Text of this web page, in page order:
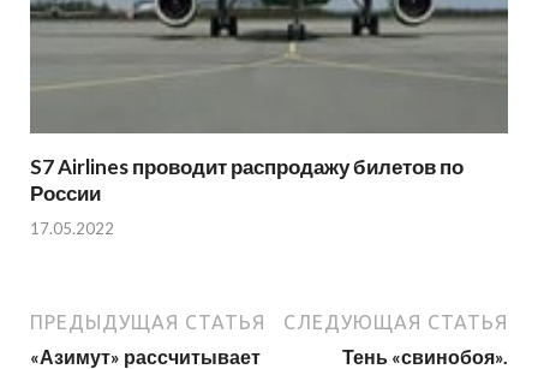
S7 Airlines проводит распродажу билетов по
России
17.05.2022
ПРЕДЫДУЩАЯ СТАТЬЯ
«Азимут» рассчитывает
СЛЕДУЮЩАЯ СТАТЬЯ
Тень «свинобоя».